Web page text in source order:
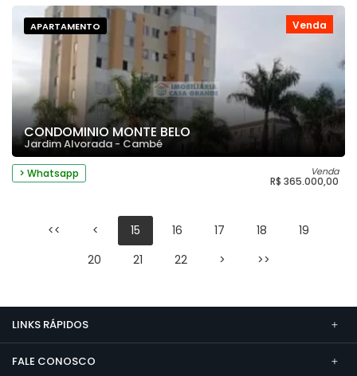
Venda
APARTAMENTO
CONDOMINIO MONTE BELO
Jardim Alvorada - Cambé
> Whatsapp Venda
R$ 365.000,00
<< < 15 16 17 18
19
20
21 22 > >>
LINKS RÁPIDOS
FALE CONOSCO